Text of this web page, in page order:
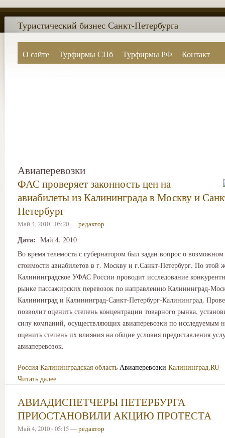
О сайте Турфирмы СПб Турфирмы РФ
Контакт
Туристический бизнес Санкт-Петербурга
Авиаперевозки
ФАС проверяет законность цен на
авиабилеты из Калининграда в Москву и
Петербург
Май 4, 2010 - 05:20 —редактор
Дата: Май 4, 2010
Во время телемоста с губернатором был задан вопрос о
стоимости авиабилетов в г. Москву и г.Санкт-Петербург. По этой
Калининградское УФАС России проводит исследование
рынке пассажирских перевозок по направлению Калининград-
Калининград и Калининград-Санкт-Петербург-Калининград.
позволит оценить степень концентрации товарного рынка,
силу компаний, осуществляющих авиаперевозки по исследуемым
оценить степень их влияния на общие условия предоставления
авиаперевозок.
Россия Калининградская область Авиаперевозки Калининград.RU
Читать далее
АВИАДИСПЕТЧЕРЫ ПЕТЕРБУРГА
ПРИОСТАНОВИЛИ АКЦИЮ ПРОТЕСТА
Май 4, 2010 - 05:15 —редактор